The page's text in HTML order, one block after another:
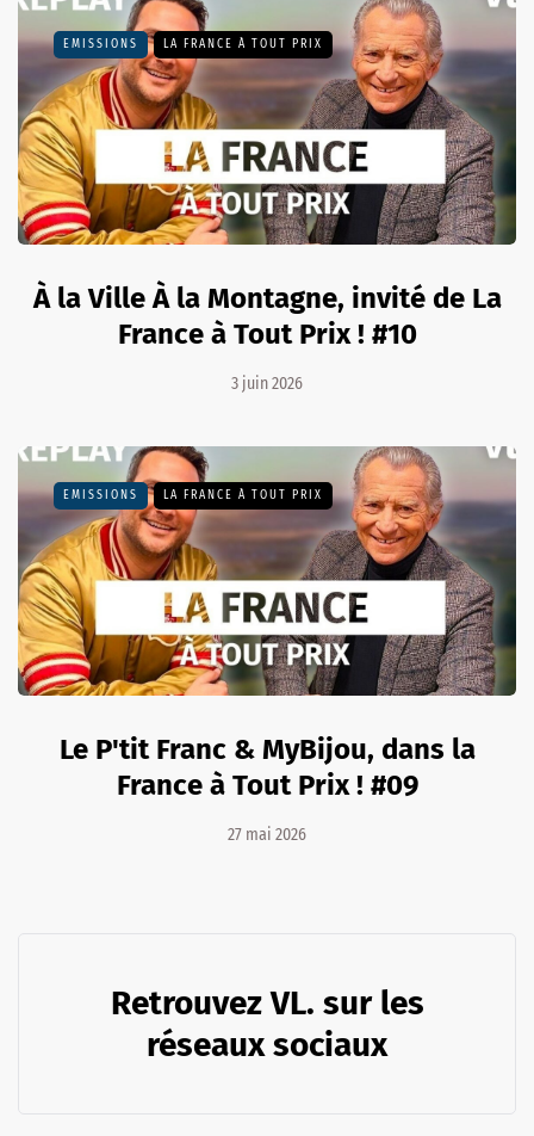
EMISSIONS LA FRANCE À TOUT PRIX
À la Ville À la Montagne, invité de La
France à Tout Prix ! #10
3 juin 2026
EMISSIONS LA FRANCE À TOUT PRIX
Le P'tit Franc & MyBijou, dans la
France à Tout Prix ! #09
27 mai 2026
Retrouvez VL. sur les
réseaux sociaux